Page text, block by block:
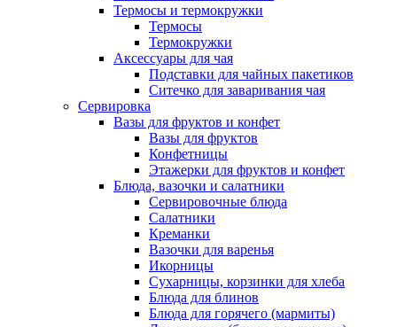
Термосы и термокружки
Термосы
Термокружки
Аксессуары для чая
Подставки для чайных пакетиков
Ситечко для заваривания чая
Сервировка
Вазы для фруктов и конфет
Вазы для фруктов
Конфетницы
Этажерки для фруктов и конфет
Блюда, вазочки и салатники
Сервировочные блюда
Салатники
Креманки
Вазочки для варенья
Икорницы
Сухарницы, корзинки для хлеба
Блюда для блинов
Блюда для горячего (мармиты)